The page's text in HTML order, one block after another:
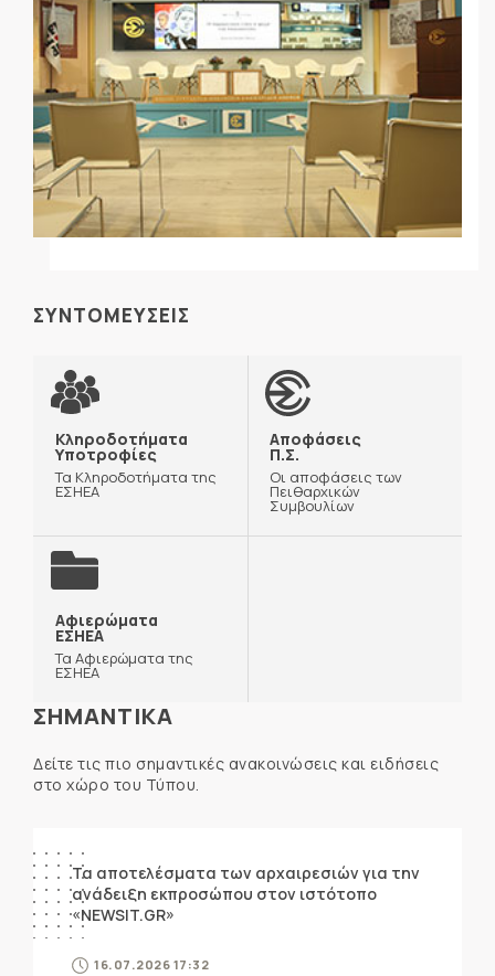
ΣΥΝΤΟΜΕΥΣΕΙΣ
Κληροδοτήματα
Υποτροφίες
Τα Κληροδοτήματα της
ΕΣΗΕΑ
Αποφάσεις
Π.Σ.
Οι αποφάσεις των
Πειθαρχικών
Συμβουλίων
Αφιερώματα
ΕΣΗΕΑ
Τα Αφιερώματα της
ΕΣΗΕΑ
ΣΗΜΑΝΤΙΚΑ
Δείτε τις πιο σημαντικές ανακοινώσεις και ειδήσεις
στο χώρο του Τύπου.
Τα αποτελέσματα των αρχαιρεσιών για την
ανάδειξη εκπροσώπου στον ιστότοπο
«NEWSIT.GR»
16.07.2026 17:32